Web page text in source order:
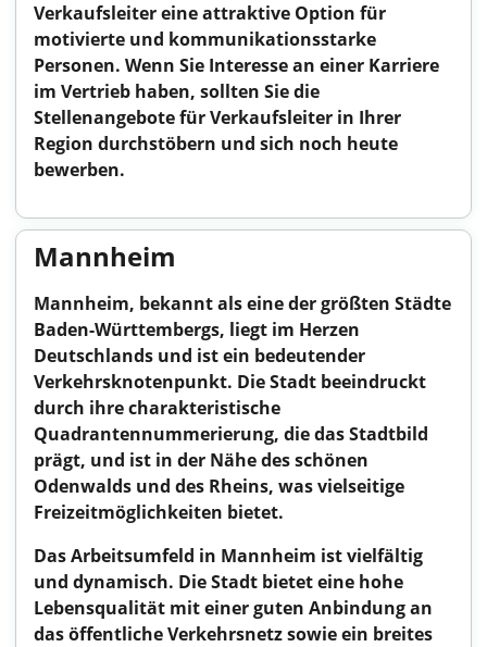
Verkaufsleiter eine attraktive Option für
motivierte und kommunikationsstarke
Personen. Wenn Sie Interesse an einer Karriere
im Vertrieb haben, sollten Sie die
Stellenangebote für Verkaufsleiter in Ihrer
Region durchstöbern und sich noch heute
bewerben.
Mannheim
Mannheim, bekannt als eine der größten Städte
Baden-Württembergs, liegt im Herzen
Deutschlands und ist ein bedeutender
Verkehrsknotenpunkt. Die Stadt beeindruckt
durch ihre charakteristische
Quadrantennummerierung, die das Stadtbild
prägt, und ist in der Nähe des schönen
Odenwalds und des Rheins, was vielseitige
Freizeitmöglichkeiten bietet.
Das Arbeitsumfeld in Mannheim ist vielfältig
und dynamisch. Die Stadt bietet eine hohe
Lebensqualität mit einer guten Anbindung an
das öffentliche Verkehrsnetz sowie ein breites